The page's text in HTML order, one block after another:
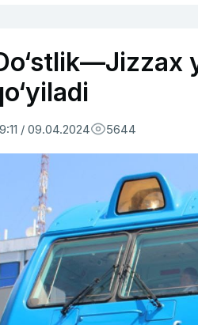
/ 09.04.2024 5644